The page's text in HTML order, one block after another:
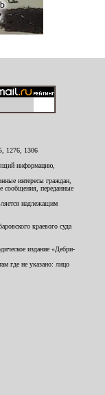
1276, 1306
информацию,
интересы граждан,
сообщения, переданные
надлежащим
краевого суда
издание «Дебри-
где не указано: лицо